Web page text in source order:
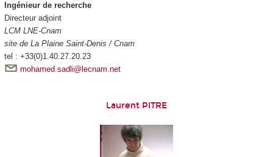
Ingénieur de recherche
Directeur adjoint
LCM LNE-Cnam
site de La Plaine Saint-Denis / Cnam
tel : +33(0)1.40.27.20.23
mohamed.sadli@lecnam.net
Laurent PITRE